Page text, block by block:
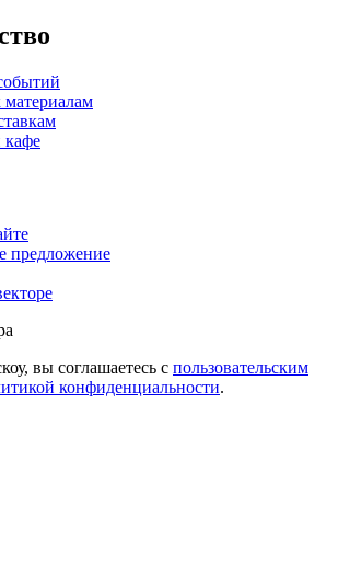
материалам
кафе
предложение
вы соглашаетесь с пользовательским
конфиденциальности.